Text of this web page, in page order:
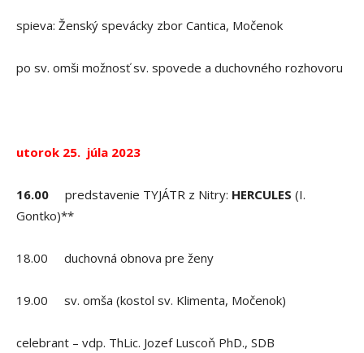
spieva: Ženský spevácky zbor Cantica, Močenok
po sv. omši možnosť sv. spovede a duchovného rozhovoru
utorok 25. júla 2023
16.00 predstavenie TYJÁTR z Nitry: HERCULES (I.
Gontko)**
18.00 duchovná obnova pre ženy
19.00 sv. omša (kostol sv. Klimenta, Močenok)
celebrant – vdp. ThLic. Jozef Luscoň PhD., SDB